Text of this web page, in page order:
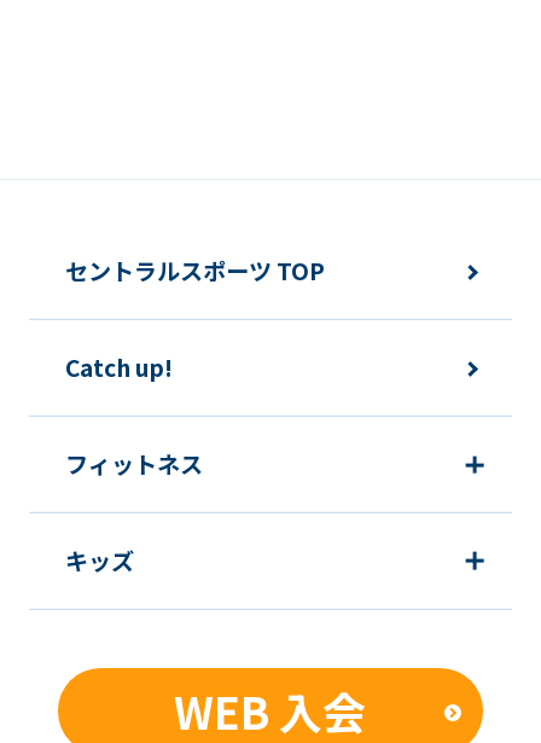
you
this
before
Automatic
セントラルスポーツ TOP
Catch up!
フィットネス
キッズ
WEB 入会